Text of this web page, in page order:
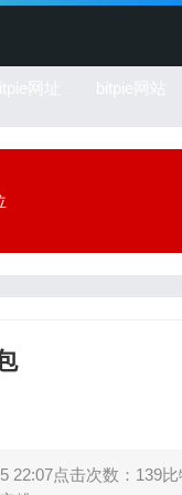
点击次数：139